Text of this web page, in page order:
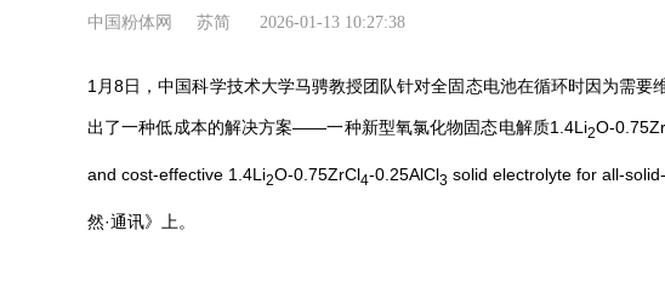
中国粉体网 苏简 2026-01-13 10:27:38
1月8日，中国科学技术大学马骋教授团队针对全固态电池在循环时因为需
出了一种低成本的解决方案——一种新型氧氯化物固态电解质1.4Li2O-
and cost-effective 1.4Li2O-0.75ZrCl4-0.25AlCl3 solid electrolyte for all-
然·通讯》上。